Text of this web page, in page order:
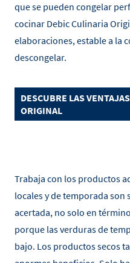
que se pueden congelar
cocinar Debic Culinaria
elaboraciones, estable a la
descongelar.
DESCUBRE LAS
ORIGINAL
Trabaja con los productos
locales y de temporada son
acertada, no solo en
porque las verduras de
bajo. Los productos secos